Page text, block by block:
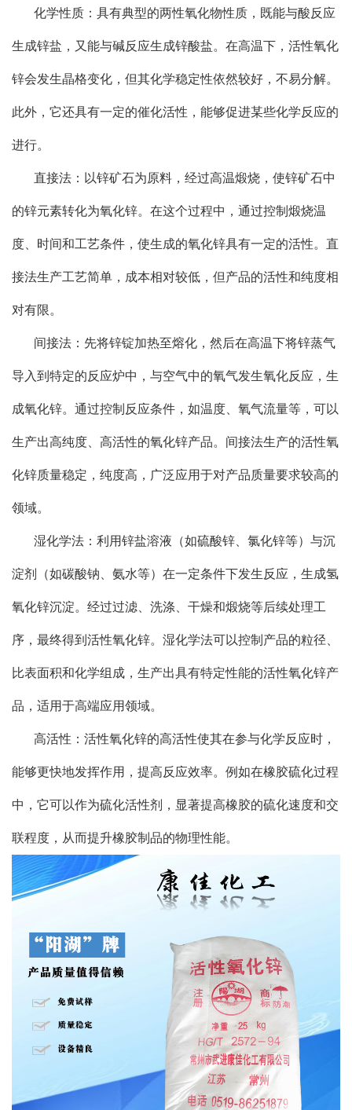
化学性质：具有典型的两性氧化物性质，既能与酸反应
生成锌盐，又能与碱反应生成锌酸盐。在高温下，活性氧化
锌会发生晶格变化，但其化学稳定性依然较好，不易分解。
此外，它还具有一定的催化活性，能够促进某些化学反应的
进行。
直接法：以锌矿石为原料，经过高温煅烧，使锌矿石中
的锌元素转化为氧化锌。在这个过程中，通过控制煅烧温
度、时间和工艺条件，使生成的氧化锌具有一定的活性。直
接法生产工艺简单，成本相对较低，但产品的活性和纯度相
对有限。
间接法：先将锌锭加热至熔化，然后在高温下将锌蒸气
导入到特定的反应炉中，与空气中的氧气发生氧化反应，生
成氧化锌。通过控制反应条件，如温度、氧气流量等，可以
生产出高纯度、高活性的氧化锌产品。间接法生产的活性氧
化锌质量稳定，纯度高，广泛应用于对产品质量要求较高的
领域。
湿化学法：利用锌盐溶液（如硫酸锌、氯化锌等）与沉
淀剂（如碳酸钠、氨水等）在一定条件下发生反应，生成氢
氧化锌沉淀。经过过滤、洗涤、干燥和煅烧等后续处理工
序，最终得到活性氧化锌。湿化学法可以控制产品的粒径、
比表面积和化学组成，生产出具有特定性能的活性氧化锌产
品，适用于高端应用领域。
高活性：活性氧化锌的高活性使其在参与化学反应时，
能够更快地发挥作用，提高反应效率。例如在橡胶硫化过程
中，它可以作为硫化活性剂，显著提高橡胶的硫化速度和交
联程度，从而提升橡胶制品的物理性能。